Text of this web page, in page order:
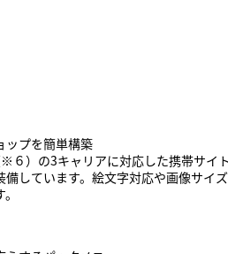
ップを簡単構築
）の3キャリアに対応した携帯サイ
しています。絵文字対応や画像サ